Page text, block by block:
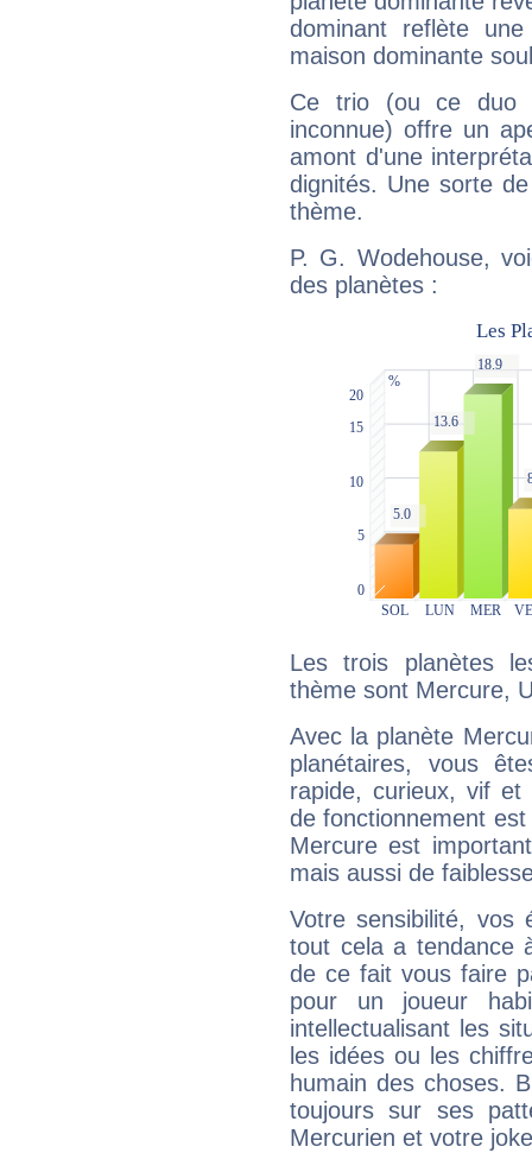
dominant reflète
maison dominante
Ce trio (ou ce duo
inconnue) offre un
amont d'une
dignités. Une sorte
thème.
P. G. Wodehouse,
des planètes :
Les trois planètes
thème sont Mercure,
Avec la planète
planétaires, vous
rapide, curieux, vif et
de fonctionnement
Mercure est
mais aussi de
Votre sensibilité,
tout cela a tendance
de ce fait vous faire
pour un joueur
intellectualisant les
les idées ou les
humain des choses.
toujours sur ses
Mercurien et votre